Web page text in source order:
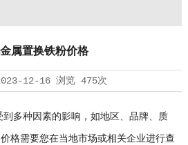
属置换铁粉价格
12-16浏览 475次
种因素的影响，如地区、品牌、质
格需要您在当地市场或相关企业进行查